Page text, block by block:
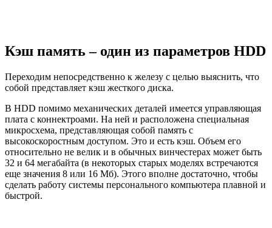
Кэш память – один из параметров HDD
Переходим непосредственно к железу с целью выяснить, что
собой представляет кэш жесткого диска.
В HDD помимо механических деталей имеется управляющая
плата с коннектроами. На ней и расположена специальная
микросхема, представляющая собой память с
высокоскоростным доступом. Это и есть кэш. Объем его
относительно не велик и в обычных винчестерах может быть
32 и 64 мегабайта (в некоторых старых моделях встречаются
еще значения 8 или 16 Мб). Этого вполне достаточно, чтобы
сделать работу системы персонального компьютера плавной и
быстрой.